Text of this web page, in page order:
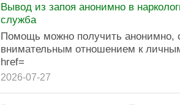
Вывод из запоя анонимно в
служба
Помощь можно получить анонимно,
внимательным отношением к
href=
2026-07-27